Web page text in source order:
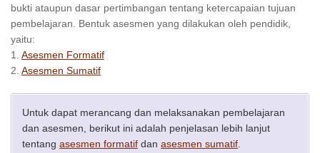
bukti ataupun dasar pertimbangan tentang ketercapaian tujuan
pembelajaran. Bentuk asesmen yang dilakukan oleh pendidik,
yaitu:
1. Asesmen Formatif
2. Asesmen Sumatif
Untuk dapat merancang dan melaksanakan pembelajaran
dan asesmen, berikut ini adalah penjelasan lebih lanjut
tentangasesmen formatif danasesmen sumatif.